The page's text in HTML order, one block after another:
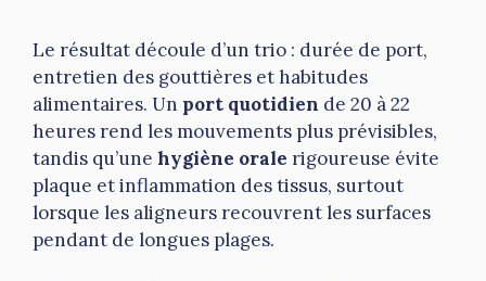
Le résultat découle d’un trio : durée de port,
entretien des gouttières et habitudes
alimentaires. Un port quotidien de 20 à 22
heures rend les mouvements plus prévisibles,
tandis qu’une hygiène orale rigoureuse évite
plaque et inflammation des tissus, surtout
lorsque les aligneurs recouvrent les surfaces
pendant de longues plages.